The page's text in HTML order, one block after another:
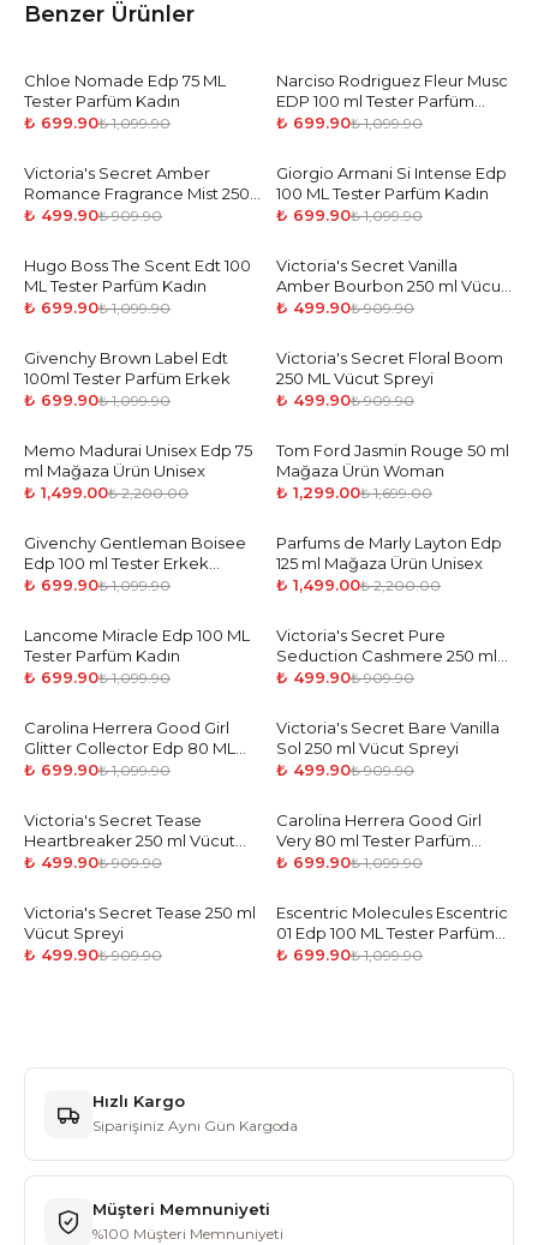
Benzer Ürünler
-36%
Chloe Nomade Edp 75 ML
Tester Parfüm Kadın
₺ 699.90₺ 1,099.90
-36%
Narciso Rodriguez Fleur Musc
EDP 100 ml Tester Parfüm
Kadın
₺ 699.90₺ 1,099.90
-45%
Victoria's Secret Amber
Romance Fragrance Mist 250
ML Vücut Spreyi
₺ 499.90₺ 909.90
-36%
Giorgio Armani Si Intense Edp
100 ML Tester Parfüm Kadın
₺ 699.90₺ 1,099.90
-36 %
Hugo Boss The Scent Edt 100
ML Tester Parfüm Kadın
₺ 699.90₺ 1,099.90
-45%
Victoria's Secret Vanilla
Amber Bourbon 250 ml Vücut
Spreyi
₺ 499.90₺ 909.90
-36%
Givenchy Brown Label Edt
100ml Tester Parfüm Erkek
₺ 699.90₺ 1,099.90
-45%
Victoria's Secret Floral Boom
250 ML Vücut Spreyi
₺ 499.90₺ 909.90
-32%
Memo Madurai Unisex Edp 75
ml Mağaza Ürün Unisex
₺ 1,499.00₺ 2,200.00
-24%
Tom Ford Jasmin Rouge 50 ml
Mağaza Ürün Woman
₺ 1,299.00₺ 1,699.00
-36%
Givenchy Gentleman Boisee
Edp 100 ml Tester Erkek
Parfüm
₺ 699.90₺ 1,099.90
-32%
Parfums de Marly Layton Edp
125 ml Mağaza Ürün Unisex
₺ 1,499.00₺ 2,200.00
-36%
Lancome Miracle Edp 100 ML
Tester Parfüm Kadın
₺ 699.90₺ 1,099.90
-45%
Victoria's Secret Pure
Seduction Cashmere 250 ml
Vücut Spreyi
₺ 499.90₺ 909.90
-36%
Carolina Herrera Good Girl
Glitter Collector Edp 80 ML
Tester Parfüm Kadın
₺ 699.90₺ 1,099.90
-45%
Victoria's Secret Bare Vanilla
Sol 250 ml Vücut Spreyi
₺ 499.90₺ 909.90
-45%
Victoria's Secret Tease
Heartbreaker 250 ml Vücut
Spreyi
₺ 499.90₺ 909.90
-36%
Carolina Herrera Good Girl
Very 80 ml Tester Parfüm
Kadın
₺ 699.90₺ 1,099.90
-45%
Victoria's Secret Tease 250 ml
Vücut Spreyi
₺ 499.90₺ 909.90
-36%
Escentric Molecules Escentric
01 Edp 100 ML Tester Parfüm
Kadın
₺ 699.90₺ 1,099.90
Hızlı Kargo
Siparişiniz Aynı Gün Kargoda
Müşteri Memnuniyeti
%100 Müşteri Memnuniyeti